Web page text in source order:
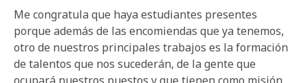
Me congratula que haya estudiantes presentes
porque además de las encomiendas que ya tenemos,
otro de nuestros principales trabajos es la formación
de talentos que nos sucederán, de la gente que